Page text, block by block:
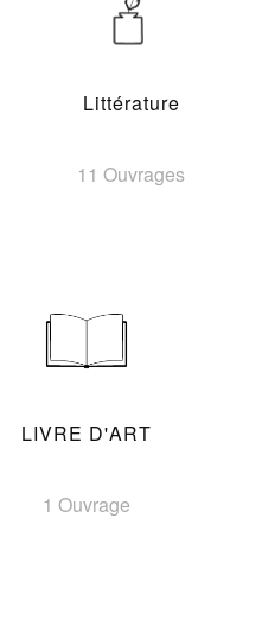
Littérature
11 Ouvrages
LIVRE D'ART
1 Ouvrage